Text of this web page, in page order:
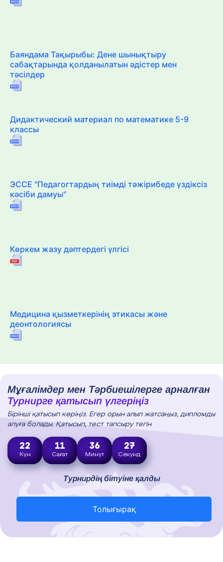
Баяндама Тақырыбы: Дене шынықтыру
сабақтарында қолданылатын әдістер мен
тәсілдер
Дидактический материал по математике 5-9
классы
ЭССЕ "Педагогтардың тиімді тәжірибеде үздіксіз
кәсіби дамуы"
Көркем жазу дәптердегі үлгісі
Медицина қызметкерінің этикасы және
деонтологиясы
Мұғалімдер мен Тәрбиешілерге арналған
Турнирге қатысып үлгеріңіз
Бірінші қатысып көріңіз. Егер орын алып жатсаңыз, дипломды
алуға болады. Қатысып, тест тапсыру тегін
22
Күн
11
Сағат
36
Минут
26
Секунд
Турнирдің бітуіне қалды
Толығырақ